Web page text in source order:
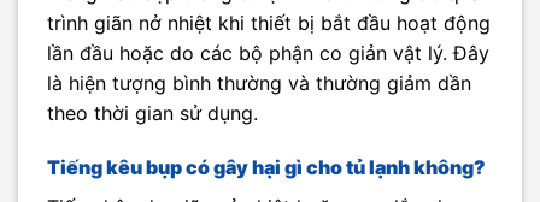
trình giãn nở nhiệt khi thiết bị bắt đầu hoạt động
lần đầu hoặc do các bộ phận co giản vật lý. Đây
là hiện tượng bình thường và thường giảm dần
theo thời gian sử dụng.
Tiếng kêu bụp có gây hại gì cho tủ lạnh không?